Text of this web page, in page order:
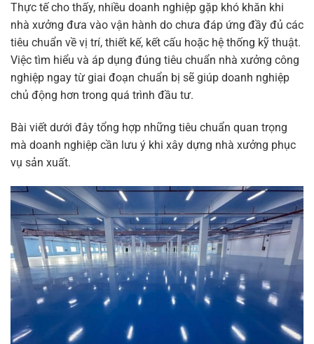
Thực tế cho thấy, nhiều doanh nghiệp gặp khó khăn khi
nhà xưởng đưa vào vận hành do chưa đáp ứng đầy đủ các
tiêu chuẩn về vị trí, thiết kế, kết cấu hoặc hệ thống kỹ thuật.
Việc tìm hiểu và áp dụng đúng tiêu chuẩn nhà xưởng công
nghiệp ngay từ giai đoạn chuẩn bị sẽ giúp doanh nghiệp
chủ động hơn trong quá trình đầu tư.
Bài viết dưới đây tổng hợp những tiêu chuẩn quan trọng
mà doanh nghiệp cần lưu ý khi xây dựng nhà xưởng phục
vụ sản xuất.